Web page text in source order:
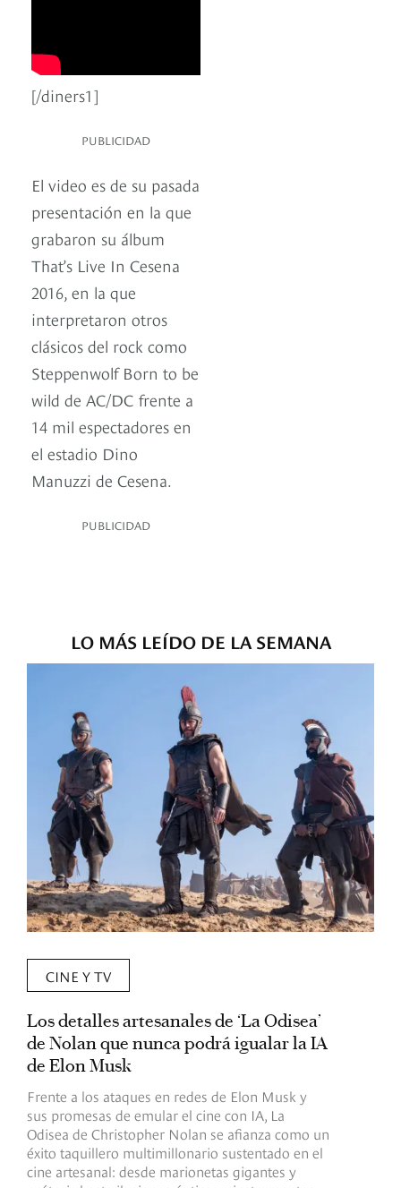
[/diners1]
PUBLICIDAD
El video es de su pasada
presentación en la que
grabaron su álbum
That’s Live In Cesena
2016, en la que
interpretaron otros
clásicos del rock como
Steppenwolf Born to be
wild de AC/DC frente a
14 mil espectadores en
el estadio Dino
Manuzzi de Cesena.
PUBLICIDAD
LO MÁS LEÍDO DE LA SEMANA
CINE Y TV
Los detalles artesanales de ‘La Odisea’
de Nolan que nunca podrá igualar la IA
de Elon Musk
Frente a los ataques en redes de Elon Musk y
sus promesas de emular el cine con IA, La
Odisea de Christopher Nolan se afianza como un
éxito taquillero multimillonario sustentado en el
cine artesanal: desde marionetas gigantes y